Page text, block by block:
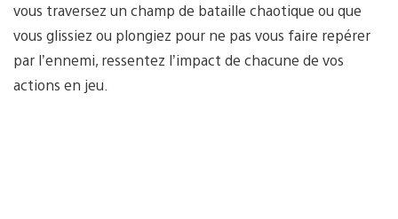
vous traversez un champ de bataille chaotique ou que
vous glissiez ou plongiez pour ne pas vous faire repérer
par l’ennemi, ressentez l’impact de chacune de vos
actions en jeu.